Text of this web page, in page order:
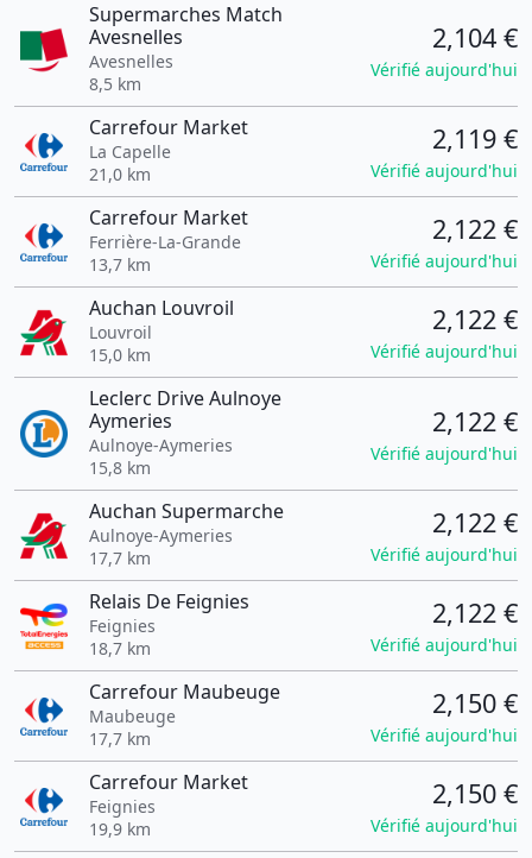
Supermarches Match
Avesnelles
Avesnelles
8,5 km
2,104 €
Vérifié aujourd'hui
Carrefour Market
La Capelle
21,0 km
2,119 €
Vérifié aujourd'hui
Carrefour Market
Ferrière-La-Grande
13,7 km
2,122 €
Vérifié aujourd'hui
Auchan Louvroil
Louvroil
15,0 km
2,122 €
Vérifié aujourd'hui
Leclerc Drive Aulnoye
Aymeries
Aulnoye-Aymeries
15,8 km
2,122 €
Vérifié aujourd'hui
Auchan Supermarche
Aulnoye-Aymeries
17,7 km
2,122 €
Vérifié aujourd'hui
Relais De Feignies
Feignies
18,7 km
2,122 €
Vérifié aujourd'hui
Carrefour Maubeuge
Maubeuge
17,7 km
2,150 €
Vérifié aujourd'hui
Carrefour Market
Feignies
19,9 km
2,150 €
Vérifié aujourd'hui